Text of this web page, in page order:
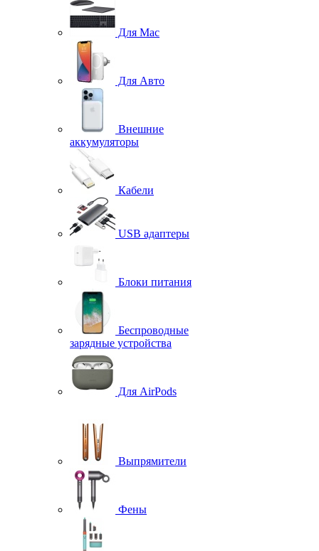
Для Mac
Для Авто
Внешние
аккумуляторы
Кабели
USB адаптеры
Блоки питания
Беспроводные
зарядные устройства
Для AirPods
Выпрямители
Фены